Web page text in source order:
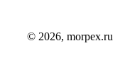
© 2026, morpex.ru